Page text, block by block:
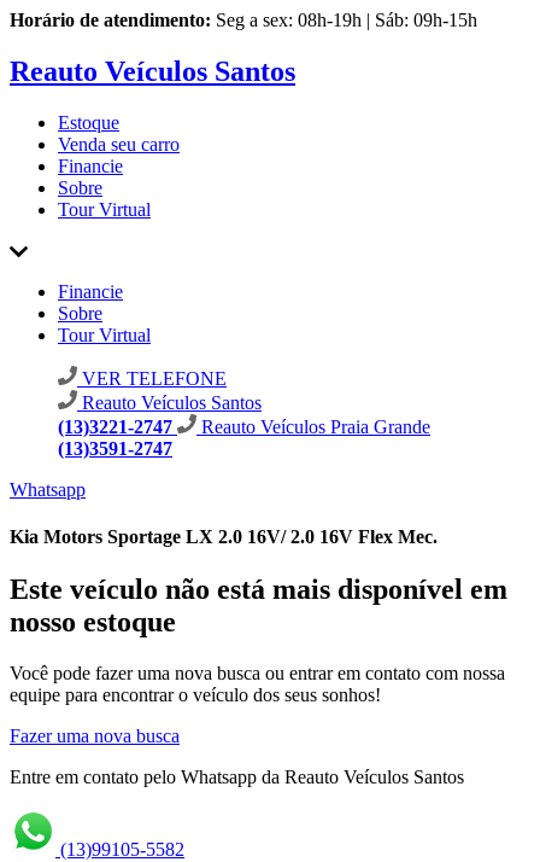
Horário de atendimento: Seg a sex: 08h-19h | Sáb: 09h-15h
Reauto Veículos Santos
Estoque
Venda seu carro
Financie
Sobre
Tour Virtual
Financie
Sobre
Tour Virtual
VER TELEFONE
Reauto Veículos Santos
(13)3221-2747
Reauto Veículos Praia Grande
(13)3591-2747
Whatsapp
Kia Motors Sportage LX 2.0 16V/ 2.0 16V Flex Mec.
Este veículo não está mais disponível em
nosso estoque
Você pode fazer uma nova busca ou entrar em contato com nossa
equipe para encontrar o veículo dos seus sonhos!
Fazer uma nova busca
Entre em contato pelo Whatsapp da Reauto Veículos Santos
(13)99105-5582